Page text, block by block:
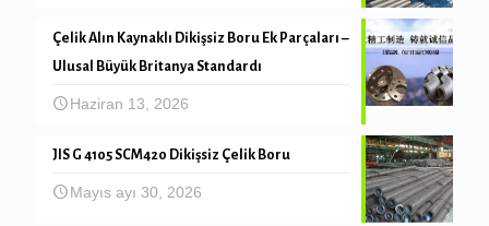
Çelik Alın Kaynaklı Dikişsiz Boru Ek Parçaları –
Ulusal Büyük Britanya Standardı
Haziran 13, 2026
JIS G 4105 SCM420 Dikişsiz Çelik Boru
Mayıs ayı 30, 2026